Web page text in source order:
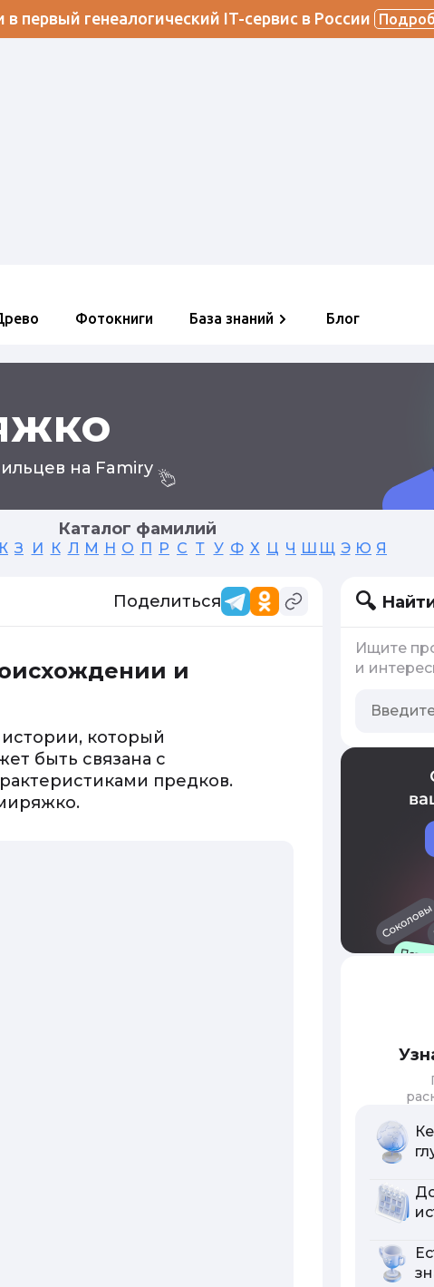
первый генеалогический IT-сервис в России
Фотокниги База знаний Блог
на Famiry
Каталог фамилий
З И К Л М Н О П Р С Т У Ф Х Ц Ч Ш Щ Э Ю Я
Поделиться
и
который
быть связана с
предков.
Ищите
и